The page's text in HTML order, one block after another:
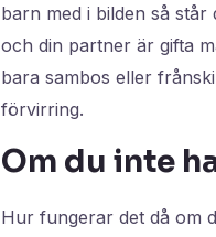
barn med i bilden så
och din partner är gifta
bara sambos eller
förvirring.
Om du inte
Hur fungerar det då om